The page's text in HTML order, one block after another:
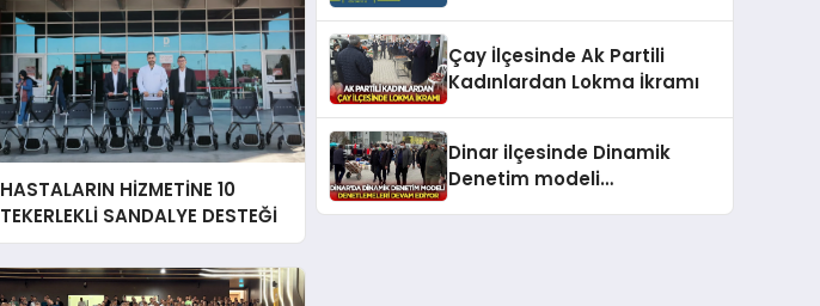
HASTALARIN HİZMETİNE 10
TEKERLEKLİ SANDALYE DESTEĞİ
Çay İlçesinde Ak Partili
Kadınlardan Lokma İkramı
Dinar ilçesinde Dinamik
Denetim modeli